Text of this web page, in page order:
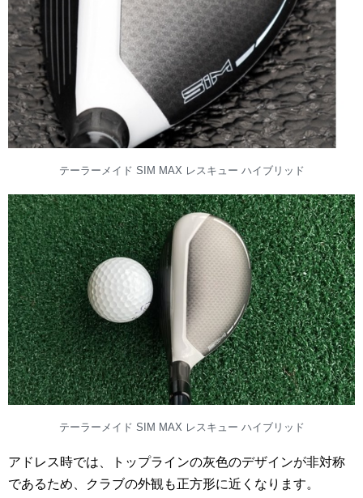
テーラーメイド SIM MAX レスキュー ハイブリッド
テーラーメイド SIM MAX レスキュー ハイブリッド
アドレス時では、トップラインの灰色のデザインが非対称
であるため、クラブの外観も正方形に近くなります。